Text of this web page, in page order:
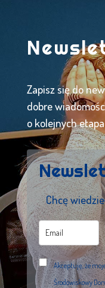
Zapisz się do
dobre
o kolejnych
Chcę
Akceptuję, że
Środowiskowy